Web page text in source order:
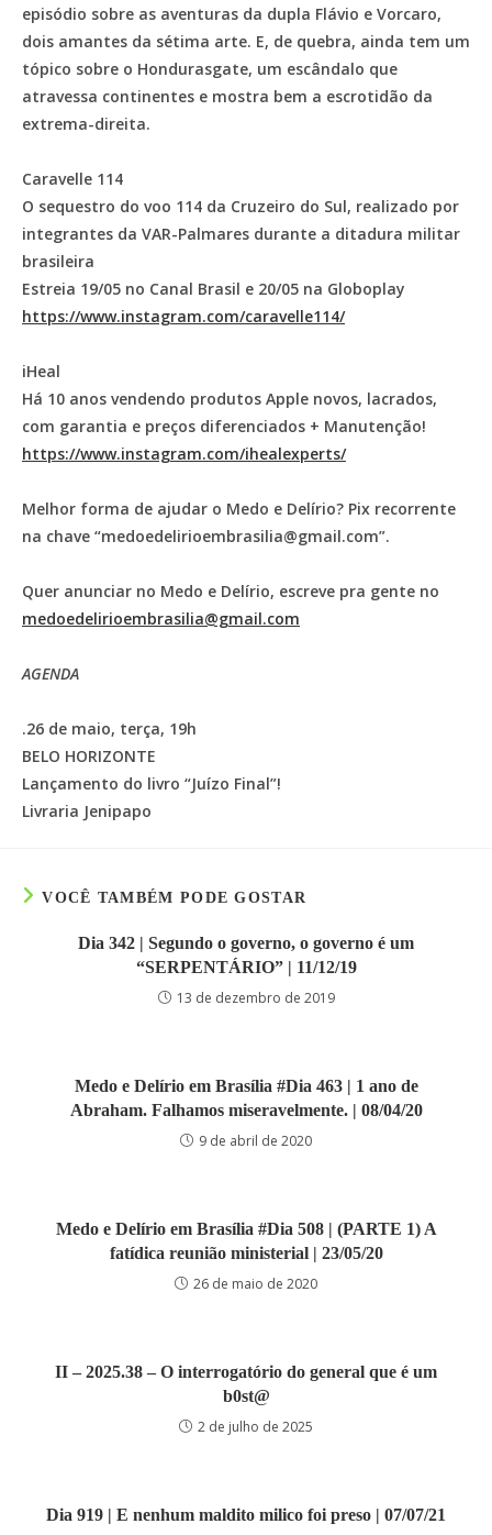
episódio sobre as aventuras da dupla Flávio e Vorcaro,
dois amantes da sétima arte. E, de quebra, ainda tem um
tópico sobre o Hondurasgate, um escândalo que
atravessa continentes e mostra bem a escrotidão da
extrema-direita.
Caravelle 114
O sequestro do voo 114 da Cruzeiro do Sul, realizado por
integrantes da VAR-Palmares durante a ditadura militar
brasileira
Estreia 19/05 no Canal Brasil e 20/05 na Globoplay
https://www.instagram.com/caravelle114/
iHeal
Há 10 anos vendendo produtos Apple novos, lacrados,
com garantia e preços diferenciados + Manutenção!
https://www.instagram.com/ihealexperts/
Melhor forma de ajudar o Medo e Delírio? Pix recorrente
na chave “medoedelirioembrasilia@gmail.com”.
Quer anunciar no Medo e Delírio, escreve pra gente no
medoedelirioembrasilia@gmail.com
AGENDA
.26 de maio, terça, 19h
BELO HORIZONTE
Lançamento do livro “Juízo Final”!
Livraria Jenipapo
VOCÊ TAMBÉM PODE GOSTAR
Dia 342 | Segundo o governo, o governo é um
“SERPENTÁRIO” | 11/12/19
13 de dezembro de 2019
Medo e Delírio em Brasília #Dia 463 | 1 ano de
Abraham. Falhamos miseravelmente. | 08/04/20
9 de abril de 2020
Medo e Delírio em Brasília #Dia 508 | (PARTE 1) A
fatídica reunião ministerial | 23/05/20
26 de maio de 2020
II – 2025.38 – O interrogatório do general que é um
b0st@
2 de julho de 2025
Dia 919 | E nenhum maldito milico foi preso | 07/07/21